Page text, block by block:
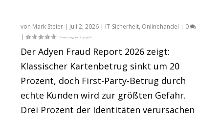
von Mark Steier | Juli 2, 2026 | IT-Sicherheit, Onlinehandel | 0
|
Der Adyen Fraud Report 2026 zeigt:
Klassischer Kartenbetrug sinkt um 20
Prozent, doch First-Party-Betrug durch
echte Kunden wird zur größten Gefahr.
Drei Prozent der Identitäten verursachen